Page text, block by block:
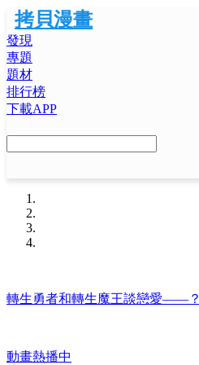
拷貝漫畫
發現
專題
題材
排行榜
下載APP
轉生勇者和轉生魔王談戀愛——？
動畫熱播中